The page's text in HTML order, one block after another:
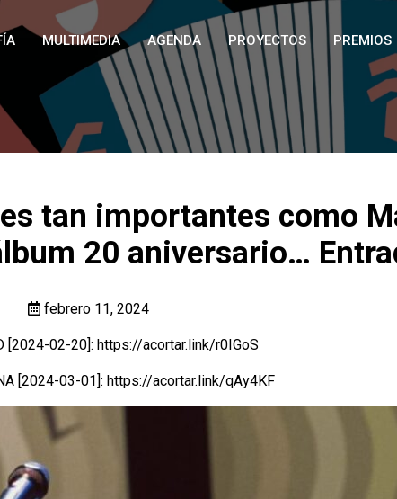
MULTIMEDIA AGENDA PROYECTOS PREMIOS
tan importantes como
20 aniversario…
febrero 11, 2024
[2024-02-20]: https://acortar.link/r0IGoS
[2024-03-01]: https://acortar.link/qAy4KF